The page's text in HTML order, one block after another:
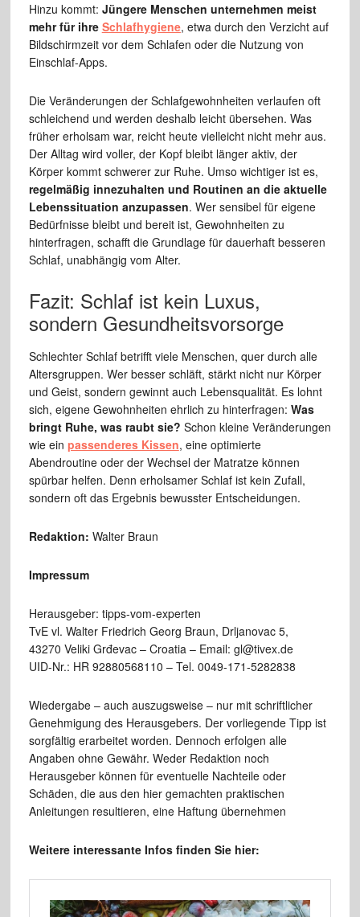
Hinzu kommt: Jüngere Menschen unternehmen meist
mehr für ihre Schlafhygiene, etwa durch den Verzicht auf
Bildschirmzeit vor dem Schlafen oder die Nutzung von
Einschlaf-Apps.
Die Veränderungen der Schlafgewohnheiten verlaufen oft
schleichend und werden deshalb leicht übersehen. Was
früher erholsam war, reicht heute vielleicht nicht mehr aus.
Der Alltag wird voller, der Kopf bleibt länger aktiv, der
Körper kommt schwerer zur Ruhe. Umso wichtiger ist es,
regelmäßig innezuhalten und Routinen an die aktuelle
Lebenssituation anzupassen. Wer sensibel für eigene
Bedürfnisse bleibt und bereit ist, Gewohnheiten zu
hinterfragen, schafft die Grundlage für dauerhaft besseren
Schlaf, unabhängig vom Alter.
Fazit: Schlaf ist kein Luxus,
sondern Gesundheitsvorsorge
Schlechter Schlaf betrifft viele Menschen, quer durch alle
Altersgruppen. Wer besser schläft, stärkt nicht nur Körper
und Geist, sondern gewinnt auch Lebensqualität. Es lohnt
sich, eigene Gewohnheiten ehrlich zu hinterfragen: Was
bringt Ruhe, was raubt sie? Schon kleine Veränderungen
wie ein passenderes Kissen, eine optimierte
Abendroutine oder der Wechsel der Matratze können
spürbar helfen. Denn erholsamer Schlaf ist kein Zufall,
sondern oft das Ergebnis bewusster Entscheidungen.
Redaktion: Walter Braun
Impressum
Herausgeber: tipps-vom-experten
TvE vl. Walter Friedrich Georg Braun, Drljanovac 5,
43270 Veliki Grđevac – Croatia – Email: gl@tivex.de
UID-Nr.: HR 92880568110 – Tel. 0049-171-5282838
Wiedergabe – auch auszugsweise – nur mit schriftlicher
Genehmigung des Herausgebers. Der vorliegende Tipp ist
sorgfältig erarbeitet worden. Dennoch erfolgen alle
Angaben ohne Gewähr. Weder Redaktion noch
Herausgeber können für eventuelle Nachteile oder
Schäden, die aus den hier gemachten praktischen
Anleitungen resultieren, eine Haftung übernehmen
Weitere interessante Infos finden Sie hier: